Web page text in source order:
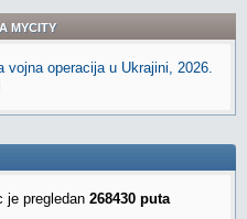
MYCITY
vojna operacija u Ukrajini, 2026.
je pregledan 268430 puta